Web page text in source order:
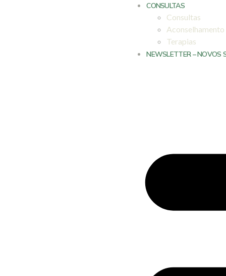
CONSULTAS
Consultas
Terapias
NEWSLETTER – NOVOS